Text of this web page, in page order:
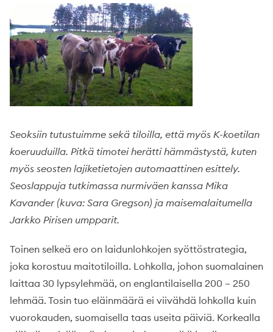
Seoksiin tutustuimme sekä tiloilla, että myös K-koetilan
koeruuduilla. Pitkä timotei herätti hämmästystä, kuten
myös seosten lajiketietojen automaattinen esittely.
Seoslappuja tutkimassa nurmiväen kanssa Mika
Kavander (kuva: Sara Gregson) ja maisemalaitumella
Jarkko Pirisen umpparit.
Toinen selkeä ero on laidunlohkojen syöttöstrategia,
joka korostuu maitotiloilla. Lohkolla, johon suomalainen
laittaa 30 lypsylehmää, on englantilaisella 200 – 250
lehmää. Tosin tuo eläinmäärä ei viivähdä lohkolla kuin
vuorokauden, suomaisella taas useita päiviä. Korkealla